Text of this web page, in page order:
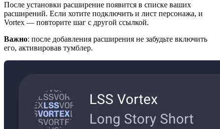
После установки расширение появится в списке ваших
расширений. Если хотите подключить и лист персонажа, и
Vortex — повторите шаг с другой ссылкой.
Важно: после добавления расширения не забудьте включить
его, активировав тумблер.